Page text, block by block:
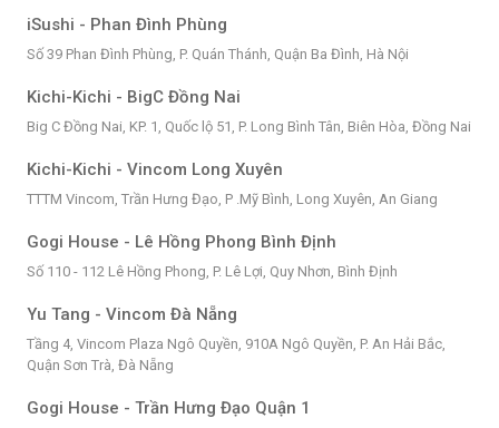
iSushi - Phan Đình Phùng
Số 39 Phan Đình Phùng, P. Quán Thánh, Quận Ba Đình, Hà Nội
Kichi-Kichi - BigC Đồng Nai
Big C Đồng Nai, KP. 1, Quốc lộ 51, P. Long Bình Tân, Biên Hòa, Đồng Nai
Kichi-Kichi - Vincom Long Xuyên
TTTM Vincom, Trần Hưng Đạo, P .Mỹ Bình, Long Xuyên, An Giang
Gogi House - Lê Hồng Phong Bình Định
Số 110 - 112 Lê Hồng Phong, P. Lê Lợi, Quy Nhơn, Bình Định
Yu Tang - Vincom Đà Nẵng
Tầng 4, Vincom Plaza Ngô Quyền, 910A Ngô Quyền, P. An Hải Bắc,
Quận Sơn Trà, Đà Nẵng
Gogi House - Trần Hưng Đạo Quận 1